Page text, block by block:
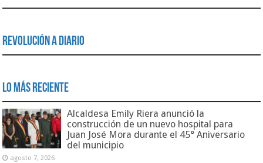
Revolución a Diario
Lo Más Reciente
Alcaldesa Emily Riera anunció la
construcción de un nuevo hospital para
Juan José Mora durante el 45° Aniversario
del municipio
agosto 7, 2026